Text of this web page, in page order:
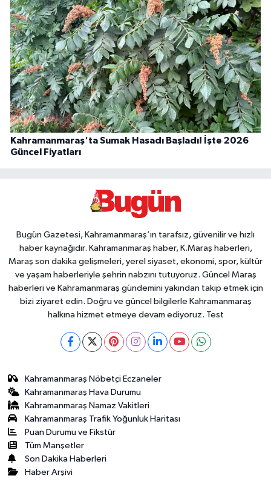
Kahramanmaraş'ta Sumak Hasadı Başladı! İşte 2026
Güncel Fiyatları
Bugün Gazetesi, Kahramanmaraş’ın tarafsız, güvenilir ve hızlı
haber kaynağıdır. Kahramanmaraş haber, K.Maraş haberleri,
Maraş son dakika gelişmeleri, yerel siyaset, ekonomi, spor, kültür
ve yaşam haberleriyle şehrin nabzını tutuyoruz. Güncel Maraş
haberleri ve Kahramanmaraş gündemini yakından takip etmek için
bizi ziyaret edin. Doğru ve güncel bilgilerle Kahramanmaraş
halkına hizmet etmeye devam ediyoruz. Test
Kahramanmaraş Nöbetçi Eczaneler
Kahramanmaraş Hava Durumu
Kahramanmaraş Namaz Vakitleri
Kahramanmaraş Trafik Yoğunluk Haritası
Puan Durumu ve Fikstür
Tüm Manşetler
Son Dakika Haberleri
Haber Arşivi